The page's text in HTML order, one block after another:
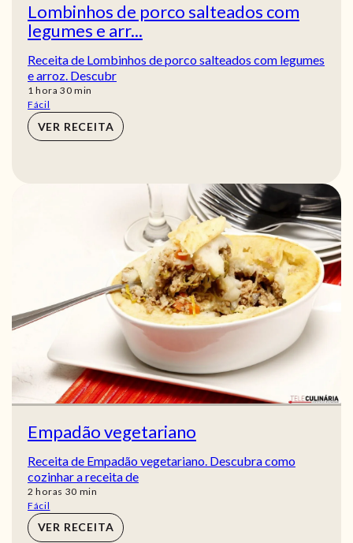
Lombinhos de porco salteados com
legumes e arr...
Receita de Lombinhos de porco salteados com legumes
e arroz. Descubr
1 hora
hora 30min
min
Fácil
VER RECEITA
Empadão vegetariano
Receita de Empadão vegetariano. Descubra como
cozinhar a receita de
2 horas
horas 30 min
min
Fácil
VER RECEITA